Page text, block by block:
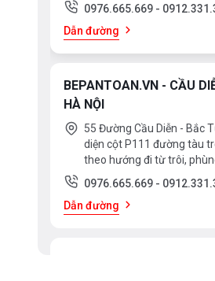
0976.665.669 -
Dẫn đường
BEPANTOAN.VN - CẦU
HÀ NỘI
55 Đường Cầu Diễn - Bắc
diện cột P111 đường tàu
theo hướng đi từ trôi,
0976.665.669 -
Dẫn đường
BEPANTOAN.VN - ĐẠI LA